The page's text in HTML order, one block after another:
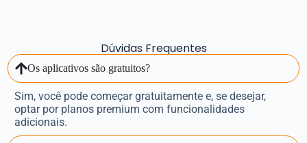
Dúvidas Frequentes
Os aplicativos são gratuitos?
Sim, você pode começar gratuitamente e, se desejar,
optar por planos premium com funcionalidades
adicionais.